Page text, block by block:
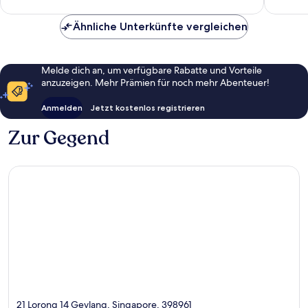
Ähnliche Unterkünfte vergleichen
Melde dich an, um verfügbare Rabatte und Vorteile
anzuzeigen. Mehr Prämien für noch mehr Abenteuer!
Anmelden Jetzt kostenlos registrieren
Zur Gegend
21 Lorong 14 Geylang, Singapore, 398961